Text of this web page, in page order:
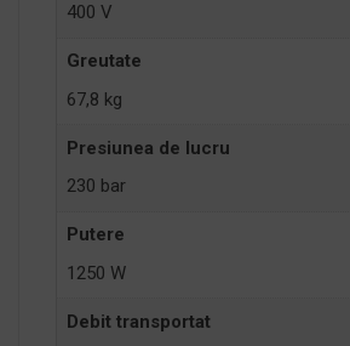
400 V
Greutate
67,8 kg
Presiunea de lucru
230 bar
Putere
1250 W
Debit transportat